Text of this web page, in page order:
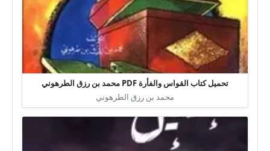
تحميل كتاب القواس والفأرة PDF محمد بن رزق الطرهوني
محمد بن رزق الطرهوني